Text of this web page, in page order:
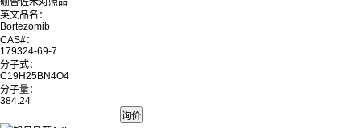
英文品名：
Bortezomib
CAS#：
179324-69-7
分子式：
C19H25BN4O4
分子量：
384.24